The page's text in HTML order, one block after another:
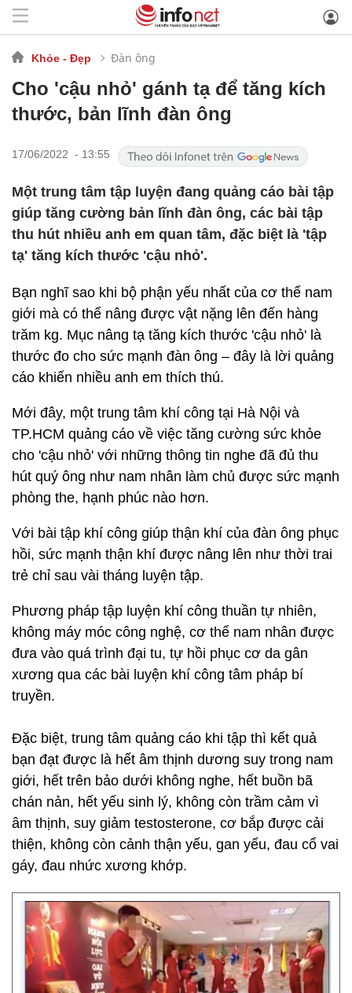
Khỏe - Đẹp Đàn ông
Cho 'cậu nhỏ' gánh tạ để tăng kích
thước, bản lĩnh đàn ông
17/06/2022 - 13:55
Một trung tâm tập luyện đang quảng cáo bài tập
giúp tăng cường bản lĩnh đàn ông, các bài tập
thu hút nhiều anh em quan tâm, đặc biệt là 'tập
tạ' tăng kích thước 'cậu nhỏ'.
Bạn nghĩ sao khi bộ phận yếu nhất của cơ thể nam
giới mà có thể nâng được vật nặng lên đến hàng
trăm kg. Mục nâng tạ tăng kích thước 'cậu nhỏ' là
thước đo cho sức mạnh đàn ông – đây là lời quảng
cáo khiến nhiều anh em thích thú.
Mới đây, một trung tâm khí công tại Hà Nội và
TP.HCM quảng cáo về việc tăng cường sức khỏe
cho 'cậu nhỏ' với những thông tin nghe đã đủ thu
hút quý ông như nam nhân làm chủ được sức mạnh
phòng the, hạnh phúc nào hơn.
Với bài tập khí công giúp thận khí của đàn ông phục
hồi, sức mạnh thận khí được nâng lên như thời trai
trẻ chỉ sau vài tháng luyện tập.
Phương pháp tập luyện khí công thuần tự nhiên,
không máy móc công nghệ, cơ thể nam nhân được
đưa vào quá trình đại tu, tự hồi phục cơ da gân
xương qua các bài luyện khí công tâm pháp bí
truyền.
Đặc biệt, trung tâm quảng cáo khi tập thì kết quả
bạn đạt được là hết âm thịnh dương suy trong nam
giới, hết trên bảo dưới không nghe, hết buồn bã
chán nản, hết yếu sinh lý, không còn trầm cảm vì
âm thịnh, suy giảm testosterone, cơ bắp được cải
thiện, không còn cảnh thận yếu, gan yếu, đau cổ vai
gáy, đau nhức xương khớp.